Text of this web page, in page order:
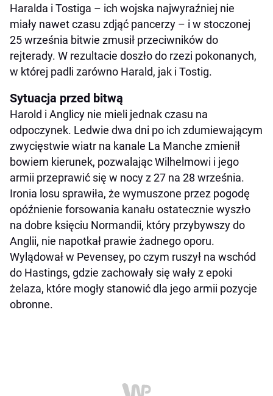
Haralda i Tostiga – ich wojska najwyraźniej nie
miały nawet czasu zdjąć pancerzy – i w stoczonej
25 września bitwie zmusił przeciwników do
rejterady. W rezultacie doszło do rzezi pokonanych,
w której padli zarówno Harald, jak i Tostig.
Sytuacja przed bitwą
Harold i Anglicy nie mieli jednak czasu na
odpoczynek. Ledwie dwa dni po ich zdumiewającym
zwycięstwie wiatr na kanale La Manche zmienił
bowiem kierunek, pozwalając Wilhelmowi i jego
armii przeprawić się w nocy z 27 na 28 września.
Ironia losu sprawiła, że wymuszone przez pogodę
opóźnienie forsowania kanału ostatecznie wyszło
na dobre księciu Normandii, który przybywszy do
Anglii, nie napotkał prawie żadnego oporu.
Wylądował w Pevensey, po czym ruszył na wschód
do Hastings, gdzie zachowały się wały z epoki
żelaza, które mogły stanowić dla jego armii pozycje
obronne.